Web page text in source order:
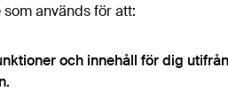
används för att:
och innehåll för dig